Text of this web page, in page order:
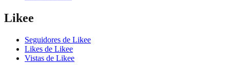
Likee
Seguidores de Likee
Likes de Likee
Vistas de Likee